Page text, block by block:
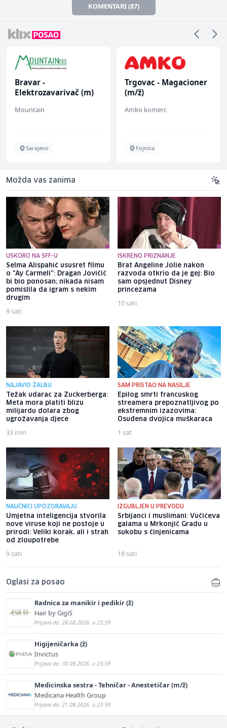
KOMENTARI (87)
Bravar -
Elektrozavarivač (m)
Mountain
Sarajevo
Trgovac - Magacioner
(m/ž)
Amko komerc
Fojnica
Možda vas zanima
USKORO NA SFF-U
Selma Alispahić ususret filmu
o "Ay Carmeli": Dragan Jovičić
bi bio ponosan; nikada nisam
pomislila da igram s nekim
drugim
9 sati
ISKRENO PRIZNANJE
Brat Angeline Jolie nakon
razvoda otkrio da je gej: Bio
sam opsjednut Disney
princezama
10 sati
NAJAVIO ŽALBU
Težak udarac za Zuckerberga:
Meta mora platiti blizu
milijardu dolara zbog
ugrožavanja djece
33 min
SAM PRISTAO NA NASILJE
Epilog smrti francuskog
streamera prepoznatljivog po
ekstremnim izazovima:
Osuđena dvojica muškaraca
1 sat
NAUČNICI UPOZORAVAJU
Umjetna inteligencija stvorila
nove viruse koji ne postoje u
prirodi: Veliki korak, ali i strah
od zloupotrebe
9 sati
IZGUBLJEN U PREVODU
Srbijanci i muslimani: Vučićeva
galama u Mrkonjić Gradu u
sukobu s činjenicama
18 sati
Oglasi za posao
Radnica za manikir i pedikir (ž)
Hair by GigiS
Prijava do: 28.08.2026. u 23:59
Higijeničarka (ž)
Invictus
Prijava do: 30.08.2026. u 23:59
Medicinska sestra - Tehničar - Anestetičar (m/ž)
Medicana Health Group
Prijava do: 21.08.2026. u 23:59